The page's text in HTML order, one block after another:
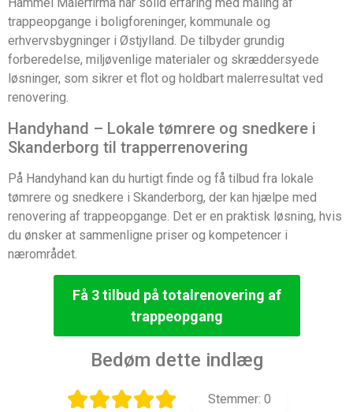
trappeopgange i boligforeninger, kommunale og
erhvervsbygninger i Østjylland. De tilbyder grundig
forberedelse, miljøvenlige materialer og skræddersyede
løsninger, som sikrer et flot og holdbart malerresultat ved
renovering.
Handyhand – Lokale tømrere og snedkere i
Skanderborg til trapperrenovering
På Handyhand kan du hurtigt finde og få tilbud fra lokale
tømrere og snedkere i Skanderborg, der kan hjælpe med
renovering af trappeopgange. Det er en praktisk løsning, hvis
du ønsker at sammenligne priser og kompetencer i
nærområdet.
Få 3 tilbud på totalrenovering af
trappeopgang
Bedøm dette indlæg
Stemmer: 0